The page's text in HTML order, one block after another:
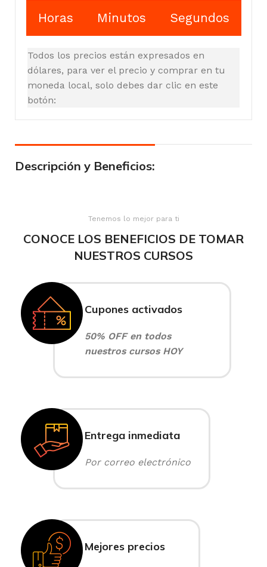
Horas Minutos Segundos
Todos los precios están expresados en
dólares, para ver el precio y comprar en tu
moneda local, solo debes dar clic en este
botón:
Descripción y Beneficios:
Tenemos lo mejor para ti
CONOCE LOS BENEFICIOS DE TOMAR
NUESTROS CURSOS
Cupones activados
50% OFF en todos
nuestros cursos HOY
Entrega inmediata
Por correo electrónico
Mejores precios